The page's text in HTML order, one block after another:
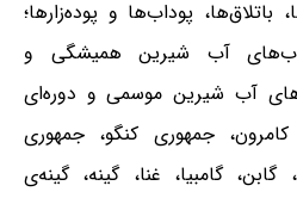
پوداب‌ها و پوده‌زارها؛
آب شیرین همیشگی و
آب شیرین موسمی و دوره‌ای
کامرون، جمهوری کنگو، جمهوری
گامبیا، غنا، گینه، گینه‌ی